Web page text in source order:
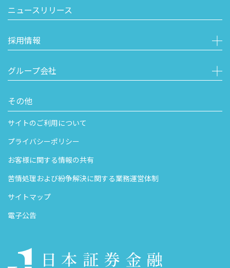
ニュースリリース
採用情報
グループ会社
その他
サイトのご利用について
プライバシーポリシー
お客様に関する情報の共有
苦情処理および紛争解決に関する業務運営体制
サイトマップ
電子公告